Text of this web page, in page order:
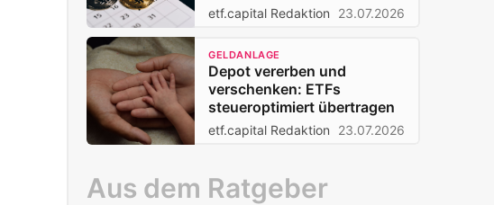
etf.capital Redaktion 23.07.2026
GELDANLAGE
Depot vererben und
verschenken: ETFs
steueroptimiert übertragen
etf.capital Redaktion 23.07.2026
Aus dem Ratgeber